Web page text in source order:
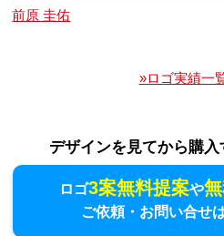
前原 圭佑
»ロゴ実績一
デザインを見てから購入
ロゴ3案無料提案や
ご依頼・お問い合せ